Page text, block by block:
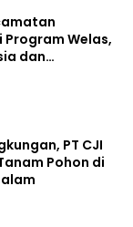
Welas,
dan
PT CJI
Pohon di